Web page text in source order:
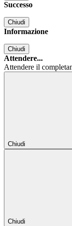
Successo
Chiudi
Informazione
Chiudi
Attendere...
Attendere il
Chiudi
Chiudi